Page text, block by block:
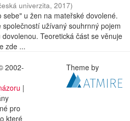
univerzita, 2017)
u žen na mateřské dovolené.
užívaný souhrnný pojem
Teoretická část se věnuje
zde ...
2002-
|
pro
které
Theme by